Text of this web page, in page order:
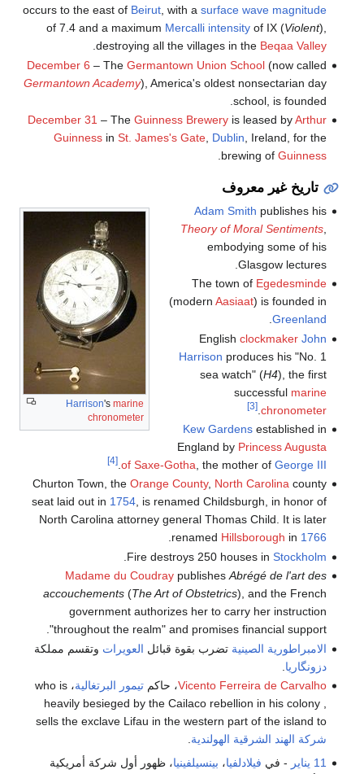
occurs to the east of Beirut, with a surface wave magnitude
of 7.4 and a maximum Mercalli intensityof IX (Violent),
destroying all the villages in the Beqaa Valley
.
December 6 – The Germantown Union School(now called
Germantown Academy), America's oldest nonsectarian day
school, is founded.
December 31 – The Guinness Breweryis leased byArthur
Guinnessin St. James's Gate, Dublin, Ireland, for the
brewing of Guinness
.
تاريخ غير معروف
Harrison's marine
chronometer
Adam Smith publishes his
Theory of Moral Sentiments,
embodying some of his
Glasgow lectures.
The town of Egedesminde
(modern Aasiaat) is founded in
Greenland
.
English clockmaker John
Harrison produces his "No. 1
sea watch" (H4), the first
successful marine
chronometer
.
[3]
Kew Gardensestablished in
England by Princess Augusta
of Saxe-Gotha , the mother of George III
.
[4]
Churton Town, the Orange County, North Carolinacounty
seat laid out in 1754, is renamed Childsburgh, in honor of
North Carolina attorney general Thomas Child. It is later
renamed Hillsborough in 1766
.
Fire destroys 250 houses in Stockholm
Madame du Coudraypublishes Abrégé de l'art des
accouchements(The Art of Obstetrics), and the French
government authorizes her to carry her instruction
"throughout the realm" and promises financial support.
الامبراطورية الصينية تضرب بقوة قبائل العويرات وتقسم مملكة
دزونگاريا
Vicento Ferreira de Carvalho، حاكمتيمور البرتغالية
، who is
heavily besieged by the Cailaco rebellion in his colony ,
sells the exclave Lifau in the western part of the island to
شركة الهند الشرقية الهولندية
11 يناير
- في فيلادلفيا، بينسيلفينيا، ظهور أول شركة أمريكية